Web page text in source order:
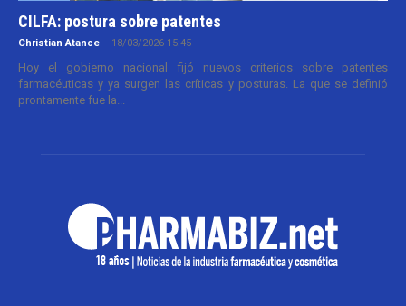
CILFA: postura sobre patentes
Christian Atance - 18/03/2026 15:45
Hoy el gobierno nacional fijó nuevos criterios sobre patentes
farmacéuticas y ya surgen las críticas y posturas. La que se definió
prontamente fue la...